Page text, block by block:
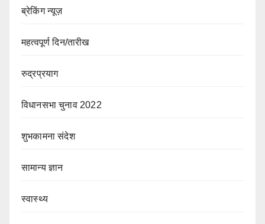
ब्रेकिंग न्यूज़
महत्वपूर्ण दिन/तारीख
रुद्रप्रयाग
विधानसभा चुनाव 2022
शुभकामना संदेश
सामान्य ज्ञान
स्वास्थ्य